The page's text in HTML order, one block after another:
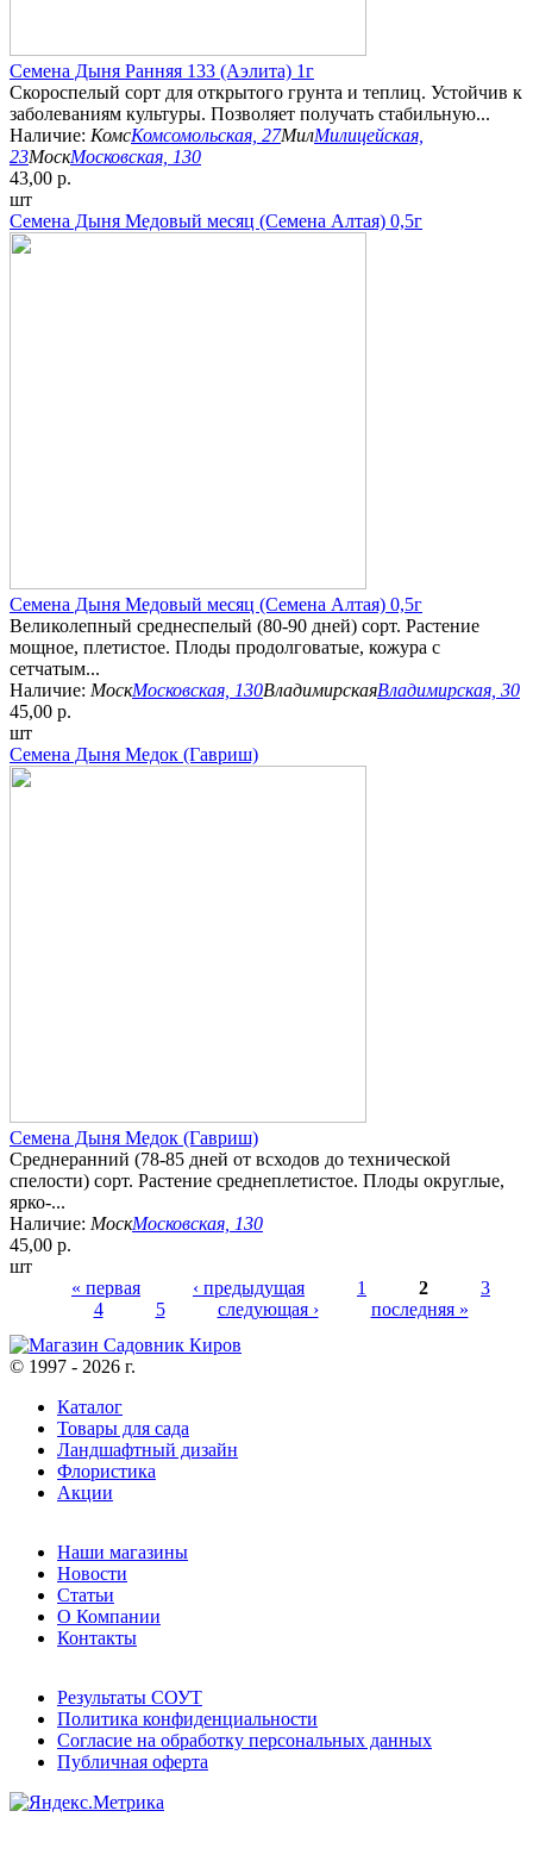
Семена Дыня Ранняя 133 (Аэлита) 1г
Скороспелый сорт для открытого грунта и теплиц. Устойчив к
заболеваниям культуры. Позволяет получать стабильную...
Наличие: КомсКомсомольская, 27МилМилицейская,
23МоскМосковская, 130
43,00 р.
шт
Семена Дыня Медовый месяц (Семена Алтая) 0,5г
Семена Дыня Медовый месяц (Семена Алтая) 0,5г
Великолепный среднеспелый (80-90 дней) сорт. Растение
мощное, плетистое. Плоды продолговатые, кожура с
сетчатым...
Наличие: МоскМосковская, 130ВладимирскаяВладимирская, 30
45,00 р.
шт
Семена Дыня Медок (Гавриш)
Семена Дыня Медок (Гавриш)
Среднеранний (78-85 дней от всходов до технической
спелости) сорт. Растение среднеплетистое. Плоды округлые,
ярко-...
Наличие: МоскМосковская, 130
45,00 р.
шт
Страницы
« первая ‹ предыдущая 1 2
3
4
5 следующая › последняя »
© 1997 - 2026 г.
Каталог
Товары для сада
Ландшафтный дизайн
Флористика
Акции
Наши магазины
Новости
Статьи
О Компании
Контакты
Результаты СОУТ
Политика конфиденциальности
Согласие на обработку персональных данных
Публичная оферта